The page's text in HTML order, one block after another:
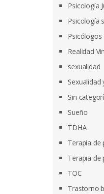
Psicología
Psicología
Psicólogos
Realidad
sexualidad
Sexualidad
Sin
Sueño
TDHA
Terapia de
Terapia de
TOC
Trastorno